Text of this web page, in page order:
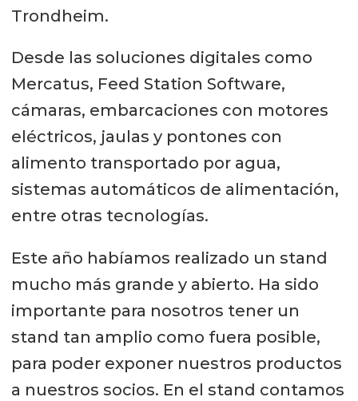
Trondheim.
Desde las soluciones digitales como
Mercatus, Feed Station Software,
cámaras, embarcaciones con motores
eléctricos, jaulas y pontones con
alimento transportado por agua,
sistemas automáticos de alimentación,
entre otras tecnologías.
Este año habíamos realizado un stand
mucho más grande y abierto. Ha sido
importante para nosotros tener un
stand tan amplio como fuera posible,
para poder exponer nuestros productos
a nuestros socios. En el stand contamos